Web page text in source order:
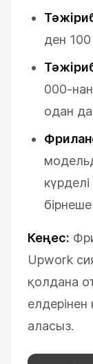
ден
000-
одан
Кеңес:
Upwork
қолдана
аласыз.